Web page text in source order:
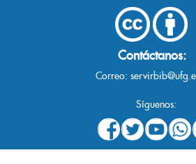
Contáctanos:
Correo:
Síguenos: